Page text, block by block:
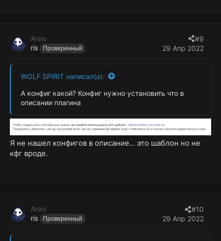
Areis
ris
Проверенный 29 Апр 2022
#9
WOLF SPIRIT написал(а):
А конфиг какой? Конфиг нужно установить что в
описании плагина
Я не нашел конфигов в описание... это шаблон но не
кфг вроде.
Areis
ris
Проверенный 29 Апр 2022
#10